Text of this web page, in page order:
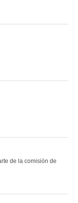
de la comisión de